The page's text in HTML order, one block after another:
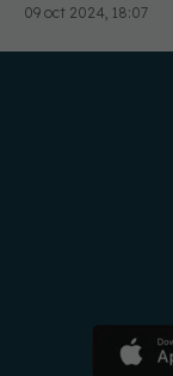
09 oct 2024, 18:07